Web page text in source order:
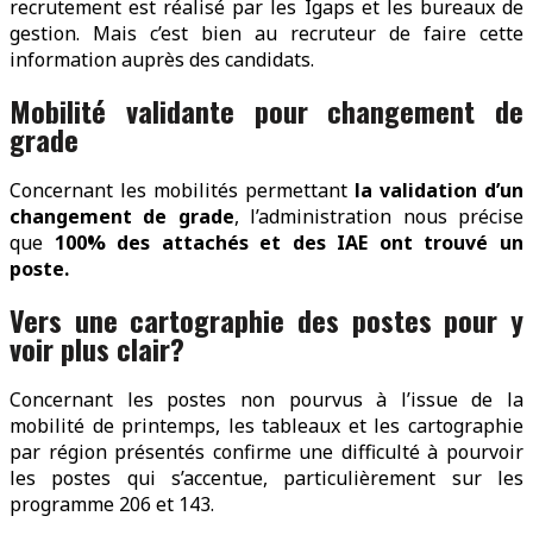
recrutement est réalisé par les Igaps et les bureaux de
gestion. Mais c’est bien au recruteur de faire cette
information auprès des candidats.
Mobilité validante pour changement de
grade
Concernant les mobilités permettant la validation d’un
changement de grade, l’administration nous précise
que 100% des attachés et des IAE ont trouvé un
poste.
Vers une cartographie des postes pour y
voir plus clair?
Concernant les postes non pourvus à l’issue de la
mobilité de printemps, les tableaux et les cartographie
par région présentés confirme une difficulté à pourvoir
les postes qui s’accentue, particulièrement sur les
programme 206 et 143.